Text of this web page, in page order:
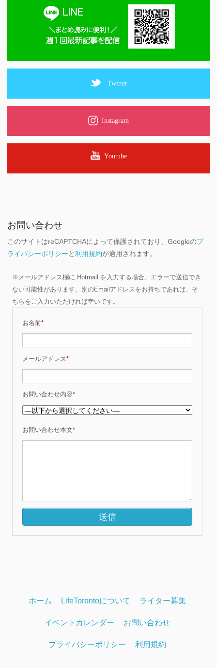
Twitter
Instagram
Youtube
お問い合わせ
このサイトはreCAPTCHAによって保護されており、Googleのプ
ライバシーポリシーと利用規約が適用されます。
※メールアドレス欄に Hotmail を入力する場合、エラーで送信でき
ない可能性があります。別のEmailアドレスをお持ちであれば、そ
ちらをご入力いただければ幸いです。
お名前*
メールアドレス*
お問い合わせ内容*
お問い合わせ本文*
ホーム LifeTorontoについて ライター募集
イベントカレンダー お問い合わせ
プライバシーポリシー 利用規約